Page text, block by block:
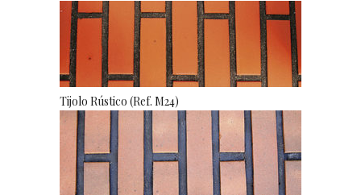
Tijolo Rústico (Ref. M24)